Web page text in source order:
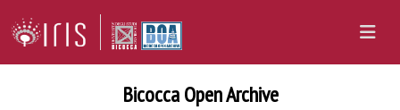
Bicocca Open Archive